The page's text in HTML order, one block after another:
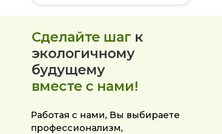
Сделайте шаг к
экологичному
будущему
вместе с нами!
Работая с нами, Вы выбираете
профессионализм,